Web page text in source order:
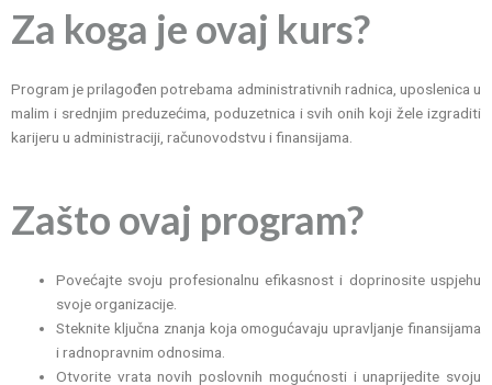
Za koga je ovaj kurs?
Program je prilagođen potrebama administrativnih radnica, uposlenica u
malim i srednjim preduzećima, poduzetnica i svih onih koji žele izgraditi
karijeru u administraciji, računovodstvu i finansijama.
Zašto ovaj program?
Povećajte svoju profesionalnu efikasnost i doprinosite uspjehu
svoje organizacije.
Steknite ključna znanja koja omogućavaju upravljanje finansijama
i radnopravnim odnosima.
Otvorite vrata novih poslovnih mogućnosti i unaprijedite svoju